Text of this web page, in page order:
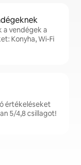
a vendégek a
Konyha, Wi-Fi
értékeléseket
5/4,8 csillagot!